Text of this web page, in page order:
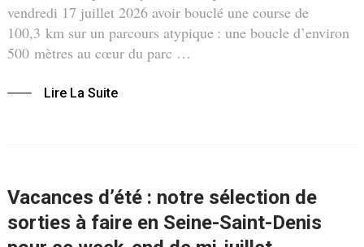
vendredi 17 juillet 2026 avoir bouclé une course de
100,3 km sur un parcours atypique : une boucle d’environ
500 mètres au cœur du parc …
Lire La Suite
Vacances d’été : notre sélection de
sorties à faire en Seine-Saint-Denis